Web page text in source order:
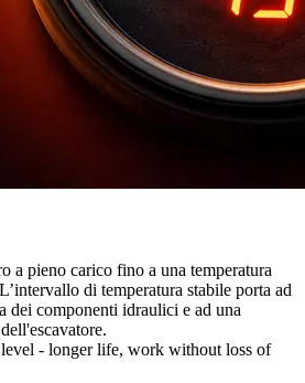
a pieno carico fino a una temperatura
di temperatura stabile porta ad
dei componenti idraulici e ad una
- longer life, work without loss of